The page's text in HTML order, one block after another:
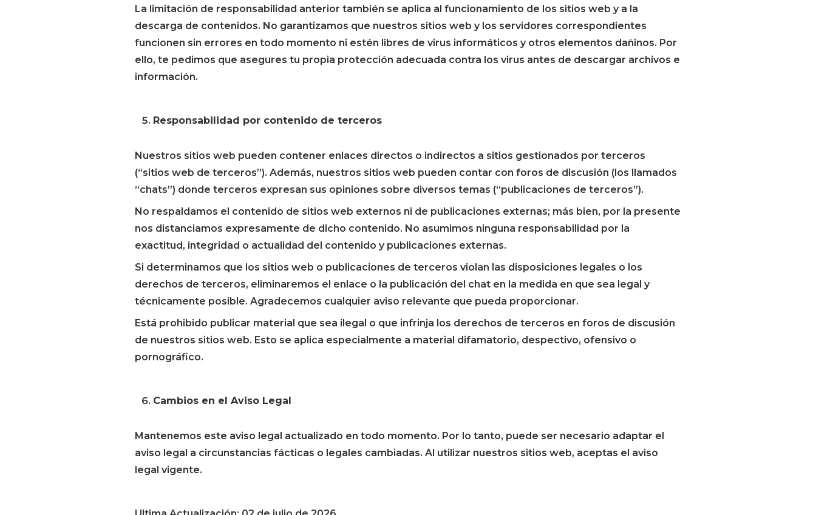
La limitación de responsabilidad anterior también se aplica al funcionamiento de los sitios web y a la
descarga de contenidos. No garantizamos que nuestros sitios web y los servidores correspondientes
funcionen sin errores en todo momento ni estén libres de virus informáticos y otros elementos dañinos. Por
ello, te pedimos que asegures tu propia protección adecuada contra los virus antes de descargar archivos e
información.
Responsabilidad por contenido de terceros
Nuestros sitios web pueden contener enlaces directos o indirectos a sitios gestionados por terceros
(“sitios web de terceros”). Además, nuestros sitios web pueden contar con foros de discusión (los llamados
“chats”) donde terceros expresan sus opiniones sobre diversos temas (“publicaciones de terceros”).
No respaldamos el contenido de sitios web externos ni de publicaciones externas; más bien, por la presente
nos distanciamos expresamente de dicho contenido. No asumimos ninguna responsabilidad por la
exactitud, integridad o actualidad del contenido y publicaciones externas.
Si determinamos que los sitios web o publicaciones de terceros violan las disposiciones legales o los
derechos de terceros, eliminaremos el enlace o la publicación del chat en la medida en que sea legal y
técnicamente posible. Agradecemos cualquier aviso relevante que pueda proporcionar.
Está prohibido publicar material que sea ilegal o que infrinja los derechos de terceros en foros de discusión
de nuestros sitios web. Esto se aplica especialmente a material difamatorio, despectivo, ofensivo o
pornográfico.
Cambios en el Aviso Legal
Mantenemos este aviso legal actualizado en todo momento. Por lo tanto, puede ser necesario adaptar el
aviso legal a circunstancias fácticas o legales cambiadas. Al utilizar nuestros sitios web, aceptas el aviso
legal vigente.